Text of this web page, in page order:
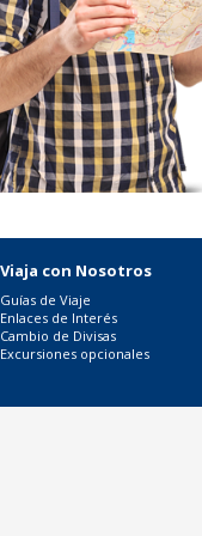
Viaja con Nosotros
Guías de Viaje
Enlaces de Interés
Cambio de Divisas
Excursiones opcionales